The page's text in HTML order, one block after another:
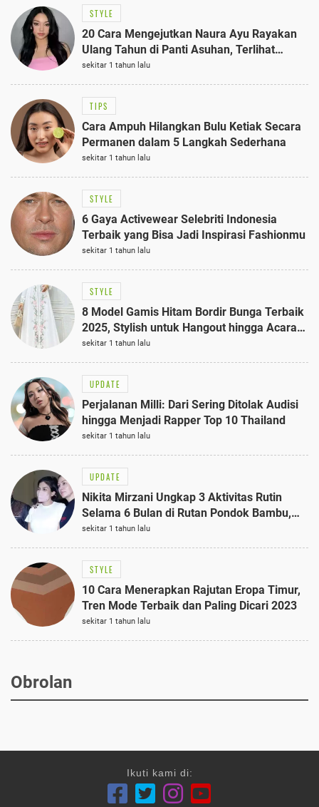
STYLE
20 Cara Mengejutkan Naura Ayu Rayakan
Ulang Tahun di Panti Asuhan, Terlihat
Anggun dengan Kaftan Cokelat
sekitar 1 tahun lalu
TIPS
Cara Ampuh Hilangkan Bulu Ketiak Secara
Permanen dalam 5 Langkah Sederhana
sekitar 1 tahun lalu
STYLE
6 Gaya Activewear Selebriti Indonesia
Terbaik yang Bisa Jadi Inspirasi Fashionmu
sekitar 1 tahun lalu
STYLE
8 Model Gamis Hitam Bordir Bunga Terbaik
2025, Stylish untuk Hangout hingga Acara
Semi-Formal
sekitar 1 tahun lalu
UPDATE
Perjalanan Milli: Dari Sering Ditolak Audisi
hingga Menjadi Rapper Top 10 Thailand
sekitar 1 tahun lalu
UPDATE
Nikita Mirzani Ungkap 3 Aktivitas Rutin
Selama 6 Bulan di Rutan Pondok Bambu,
Terungkap!
sekitar 1 tahun lalu
STYLE
10 Cara Menerapkan Rajutan Eropa Timur,
Tren Mode Terbaik dan Paling Dicari 2023
sekitar 1 tahun lalu
Obrolan
Ikuti kami di: